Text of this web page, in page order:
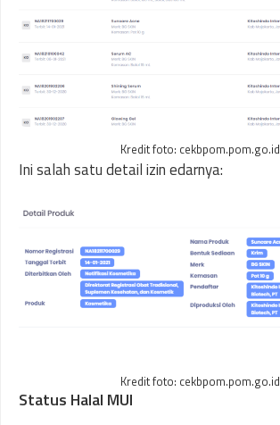
Kredit foto: cekbpom.pom.go.id
Ini salah satu detail izin edarnya:
Kredit foto: cekbpom.pom.go.id
Status Halal MUI